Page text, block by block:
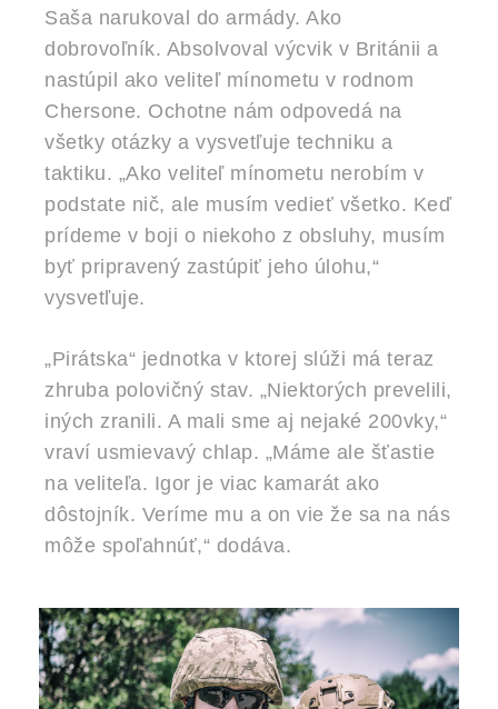
Saša narukoval do armády. Ako
dobrovoľník. Absolvoval výcvik v Británii a
nastúpil ako veliteľ mínometu v rodnom
Chersone. Ochotne nám odpovedá na
všetky otázky a vysvetľuje techniku a
taktiku. „Ako veliteľ mínometu nerobím v
podstate nič, ale musím vedieť všetko. Keď
prídeme v boji o niekoho z obsluhy, musím
byť pripravený zastúpiť jeho úlohu,“
vysvetľuje.
„Pirátska“ jednotka v ktorej slúži má teraz
zhruba polovičný stav. „Niektorých prevelili,
iných zranili. A mali sme aj nejaké 200vky,“
vraví usmievavý chlap. „Máme ale šťastie
na veliteľa. Igor je viac kamarát ako
dôstojník. Veríme mu a on vie že sa na nás
môže spoľahnúť,“ dodáva.